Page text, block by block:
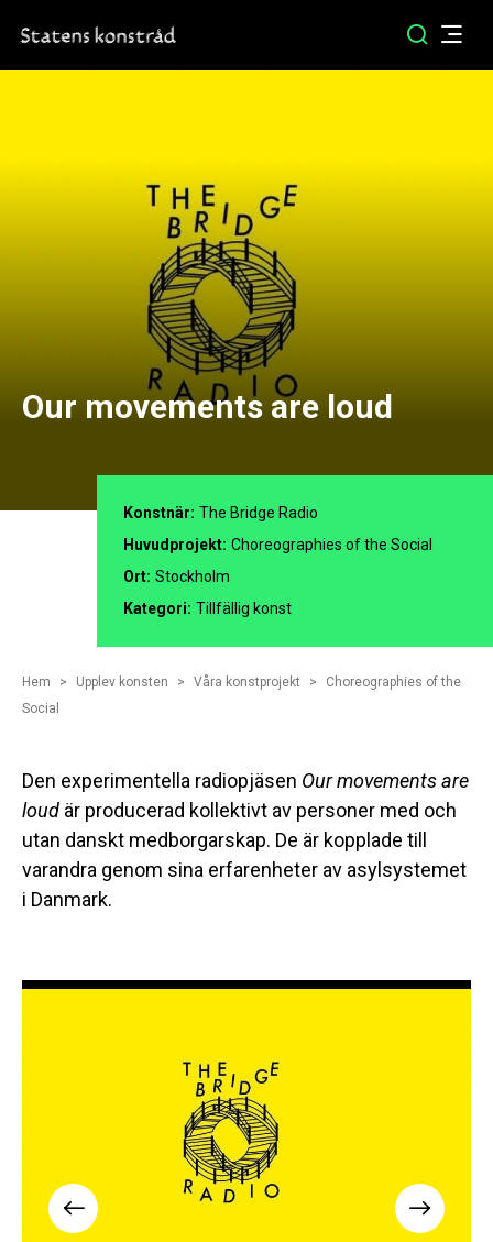
Our movements are loud
Konstnär: The Bridge Radio
Huvudprojekt: Choreographies of the Social
Ort: Stockholm
Kategori: Tillfällig konst
Hem Upplev konsten Våra konstprojekt
Choreographies of the
Social
Den experimentella radiopjäsen Our movements are
loud är producerad kollektivt av personer med och
utan danskt medborgarskap. De är kopplade till
varandra genom sina erfarenheter av asylsystemet
i Danmark.